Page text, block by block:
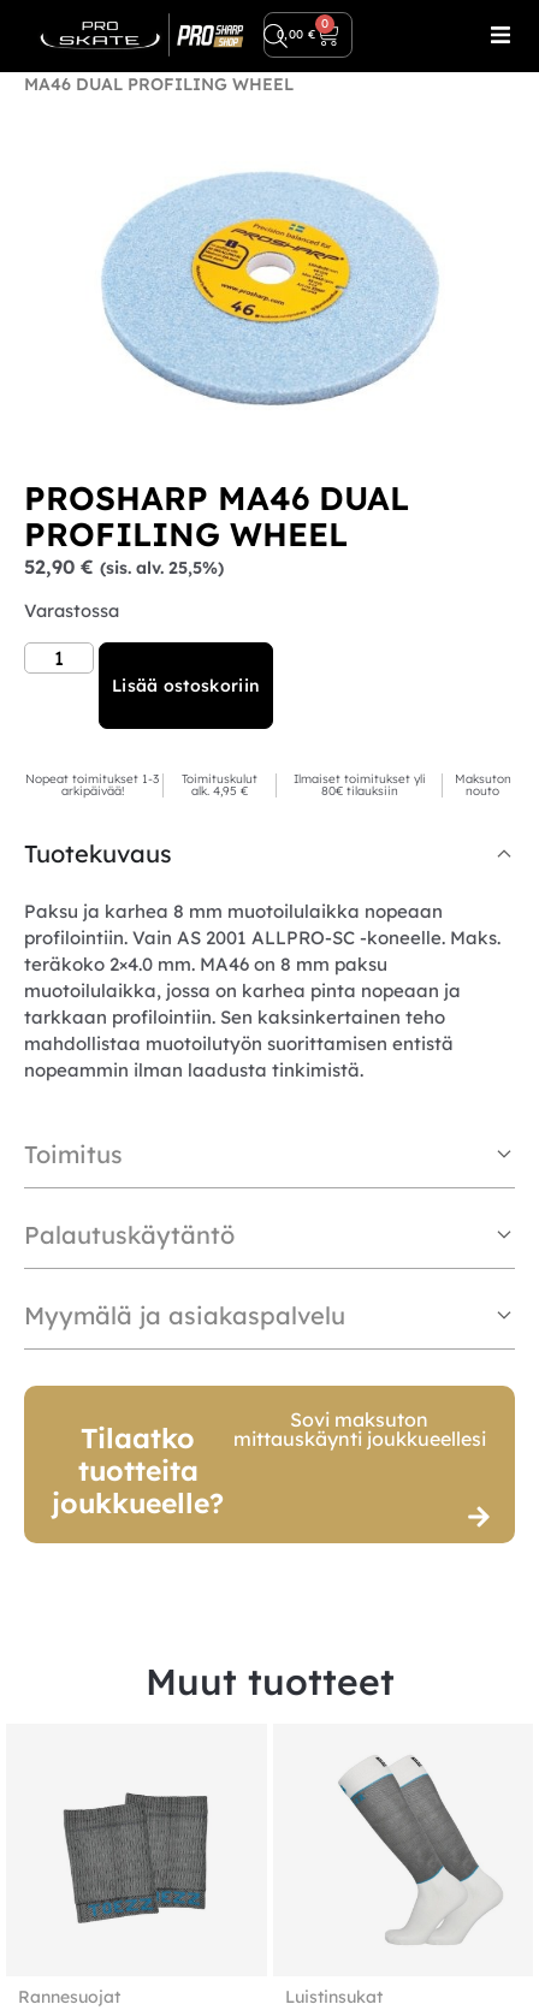
Ilmainen toimitus yli 80€ tilauksiin!
0,00 €
0
Tarvikkeet Teroitustarvikkeet
MA46 DUAL PROFILING WHEEL
PROSHARP MA46 DUAL
PROFILING WHEEL
52,90 € (sis. alv. 25,5%)
Varastossa
Lisää ostoskoriin
Nopeat toimitukset 1-3
arkipäivää!
Toimituskulut
alk. 4,95 €
Ilmaiset toimitukset yli
80€ tilauksiin
Maksuton
nouto
Tuotekuvaus
Paksu ja karhea 8 mm muotoilulaikka nopeaan
profilointiin. Vain AS 2001 ALLPRO-SC -koneelle. Maks.
teräkoko 2×4.0 mm. MA46 on 8 mm paksu
muotoilulaikka, jossa on karhea pinta nopeaan ja
tarkkaan profilointiin. Sen kaksinkertainen teho
mahdollistaa muotoilutyön suorittamisen entistä
nopeammin ilman laadusta tinkimistä.
Toimitus
Palautuskäytäntö
Myymälä ja asiakaspalvelu
Tilaatko
tuotteita
joukkueelle?
Sovi maksuton
mittauskäynti joukkueellesi
Muut tuotteet
Rannesuojat
Luistinsukat